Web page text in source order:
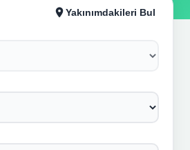
Yakınımdakileri Bul